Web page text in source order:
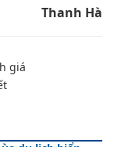
Thanh Hà
giá